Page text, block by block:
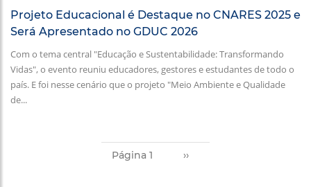
Projeto Educacional é Destaque no CNARES 2025 e
Será Apresentado no GDUC 2026
Com o tema central "Educação e Sustentabilidade: Transformando
Vidas", o evento reuniu educadores, gestores e estudantes de todo o
país. E foi nesse cenário que o projeto "Meio Ambiente e Qualidade
de...
Página 1
Próxima
››